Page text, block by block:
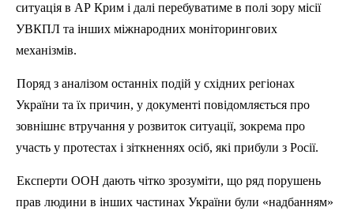
ситуація в АР Крим і далі перебуватиме в полі зору місії
УВКПЛ та інших міжнародних моніторингових
механізмів.
Поряд з аналізом останніх подій у східних регіонах
України та їх причин, у документі повідомляється про
зовнішнє втручання у розвиток ситуації, зокрема про
участь у протестах і зіткненнях осіб, які прибули з Росії.
Експерти ООН дають чітко зрозуміти, що ряд порушень
прав людини в інших частинах України були «надбанням»